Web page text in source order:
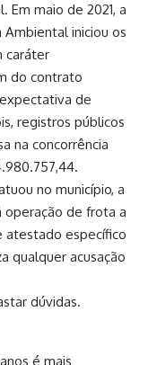
maio de 2021, a
iniciou os
caráter
do contrato
de
registros públicos
na concorrência
no município, a
operação de frota a
atestado específico
qualquer acusação
dúvidas.
é mais